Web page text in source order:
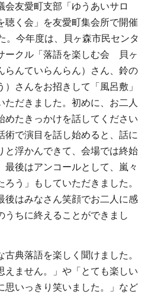
友愛町支部「ゆうあいサロ
聴く会」を友愛町集会所で開催
。今年度は、貝ヶ森市民センタ
ークル「落語を楽しむ会 貝ヶ
らんていらんらん）さん、鈴の
さんをお招きして「風呂敷」
ただきました。初めに、お二人
めたきっかけを話してください
術で演目を話し始めると、話に
と浮かんできて、会場では終始
最後はアンコールとして、嵐々
う」もしていただきました。
後はみなさん笑顔でお二人に感
うちに終えることができまし
典落語を楽しく聞けました。
えません。」や「とても楽しい
思いっきり笑いました。」など